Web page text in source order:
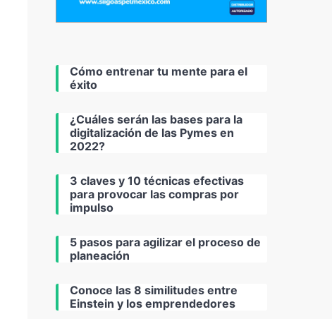
Cómo entrenar tu mente para el
éxito
¿Cuáles serán las bases para la
digitalización de las Pymes en
2022?
3 claves y 10 técnicas efectivas
para provocar las compras por
impulso
5 pasos para agilizar el proceso de
planeación
Conoce las 8 similitudes entre
Einstein y los emprendedores